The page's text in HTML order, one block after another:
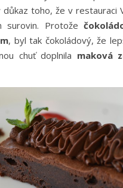
toho, že v restauraci
surovin. Protože
, byl tak čokoládový, že
chuť doplnila maková